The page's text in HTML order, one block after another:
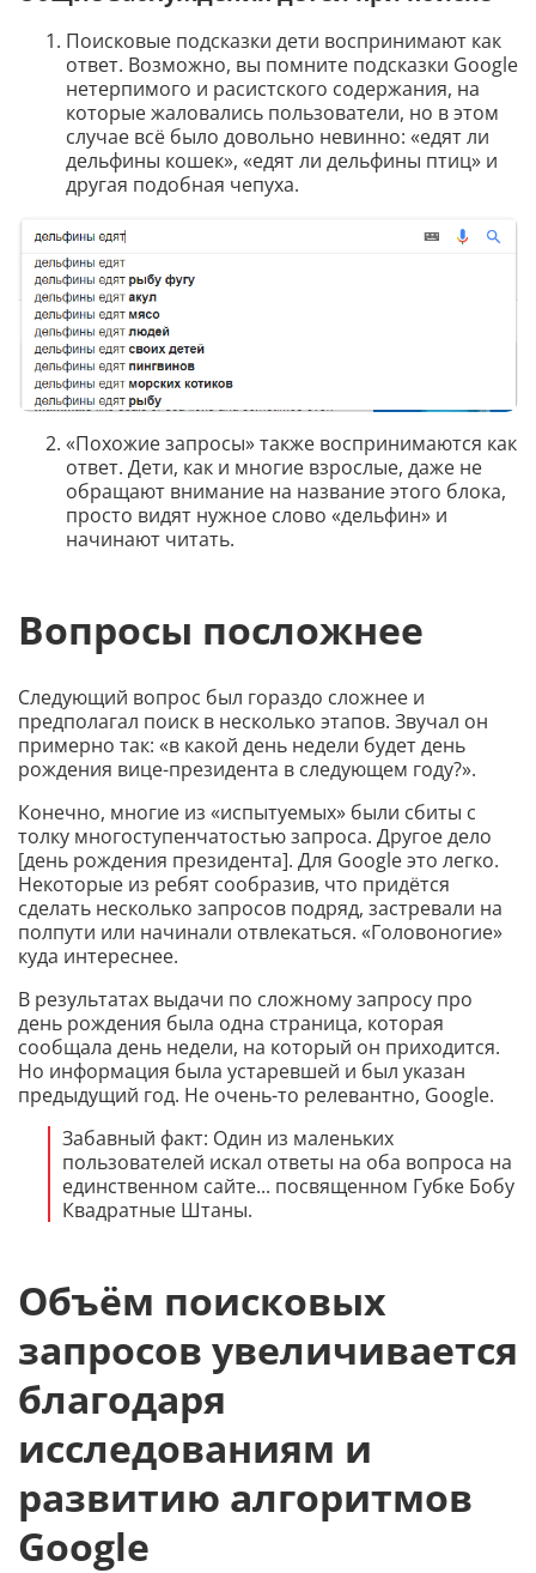
Поисковые подсказки дети воспринимают как
ответ. Возможно, вы помните подсказки Google
нетерпимого и расистского содержания, на
которые жаловались пользователи, но в этом
случае всё было довольно невинно: «едят ли
дельфины кошек», «едят ли дельфины птиц» и
другая подобная чепуха.
«Похожие запросы» также воспринимаются как
ответ. Дети, как и многие взрослые, даже не
обращают внимание на название этого блока,
просто видят нужное слово «дельфин» и
начинают читать.
Вопросы посложнее
Следующий вопрос был гораздо сложнее и
предполагал поиск в несколько этапов. Звучал он
примерно так: «в какой день недели будет день
рождения вице-президента в следующем году?».
Конечно, многие из «испытуемых» были сбиты с
толку многоступенчатостью запроса. Другое дело
[день рождения президента]. Для Google это легко.
Некоторые из ребят сообразив, что придётся
сделать несколько запросов подряд, застревали на
полпути или начинали отвлекаться. «Головоногие»
куда интереснее.
В результатах выдачи по сложному запросу про
день рождения была одна страница, которая
сообщала день недели, на который он приходится.
Но информация была устаревшей и был указан
предыдущий год. Не очень-то релевантно, Google.
Забавный факт: Один из маленьких
пользователей искал ответы на оба вопроса на
единственном сайте... посвященном Губке Бобу
Квадратные Штаны.
Объём поисковых
запросов увеличивается
благодаря
исследованиям и
развитию алгоритмов
Google